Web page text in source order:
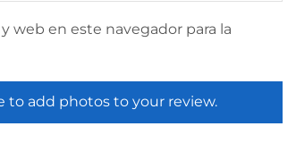
web en este navegador para la
to add photos to your review.